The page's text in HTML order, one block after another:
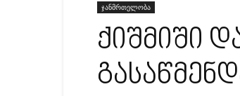
ჯანმრთელობა
ქიშმიში